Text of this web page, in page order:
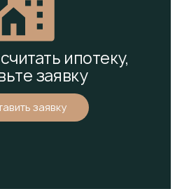
ипотеку,
заявку
заявку